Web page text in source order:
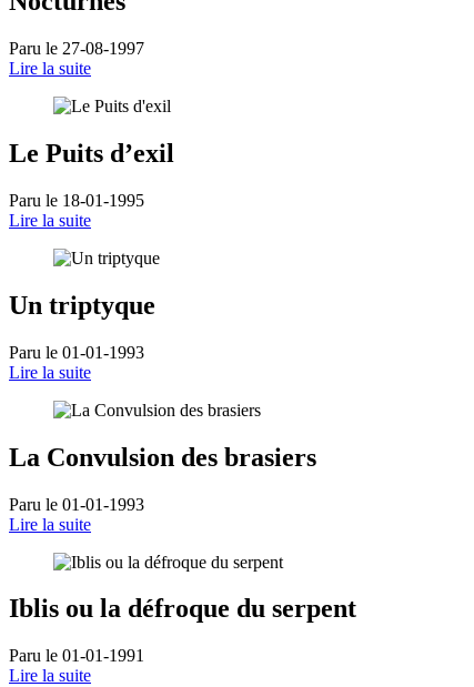
Paru le 27-08-1997
Lire la suite
Le Puits d’exil
Paru le 18-01-1995
Lire la suite
Un triptyque
Paru le 01-01-1993
Lire la suite
La Convulsion des brasiers
Paru le 01-01-1993
Lire la suite
Iblis ou la défroque du serpent
Paru le 01-01-1991
Lire la suite